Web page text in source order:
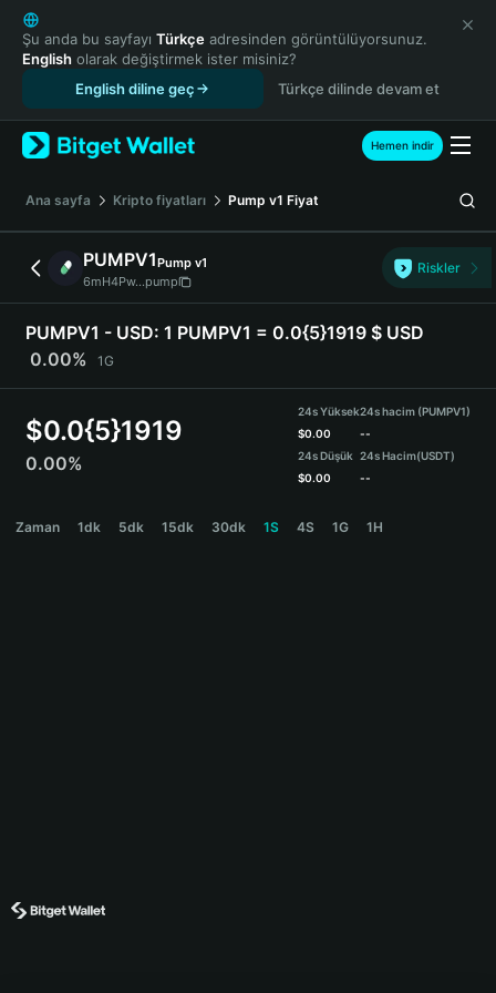
English
日本語
Tiếng Việt
Español (Latinoamérica)
Türkçe
Français
Deutsch
繁體中文
Português (Portugal)
Bahasa Indonesia
ภาษาไทย
हिन्दी
Español
Português (Brasil)
Şu anda bu sayfayı Türkçe adresinden görüntülüyorsunuz.
English olarak değiştirmek ister misiniz?
English diline geç
Türkçe dilinde devam et
Hemen indir
Ana sayfa Kripto fiyatları Pump v1 Fiyat
PUMPV1Pump v1
6mH4Pw...pump
Riskler
PUMPV1 - USD: 1 PUMPV1 = 0.0{5}1919 $ USD
0.00%
1G
$0.0{5}1919
0.00%
24s Yüksek
$0.00
24s Düşük
$0.00
24s hacim (PUMPV1)
--
24s Hacim(USDT)
--
Zaman 1dk 5dk 15dk 30dk 1S 4S 1G 1H